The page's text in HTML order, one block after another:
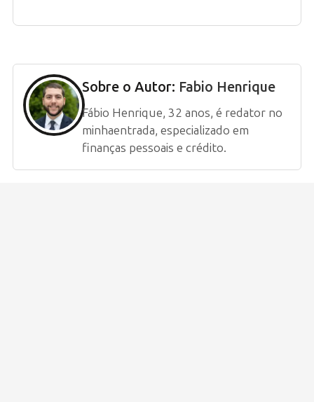
Sobre o Autor: Fabio Henrique
Fábio Henrique, 32 anos, é redator no
minhaentrada, especializado em
finanças pessoais e crédito.